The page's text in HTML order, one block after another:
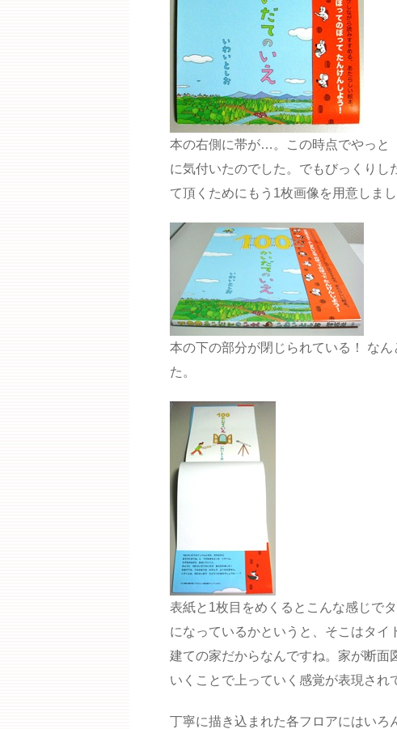
本の右側に帯が…。この時点でやっと
に気付いたのでした。でもびっくりし
て頂くためにもう1枚画像を用意しまし
本の下の部分が閉じられている！ な
た。
表紙と1枚目をめくるとこんな感じで
になっているかというと、そこはタ
建ての家だからなんですね。家が断面
いくことで上っていく感覚が表現され
丁寧に描き込まれた各フロアにはい